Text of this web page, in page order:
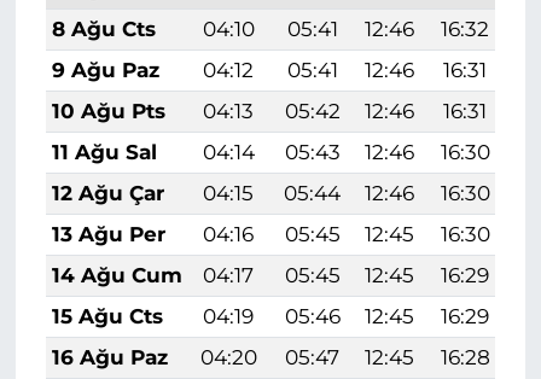
8 Ağu Cts
04:10 05:41 12:46 16:32
9 Ağu Paz
04:12 05:41 12:46 16:31
10 Ağu Pts
04:13 05:42 12:46 16:31
11 Ağu Sal
04:14 05:43 12:46 16:30
12 Ağu Çar
04:15 05:44 12:46 16:30
13 Ağu Per
04:16 05:45 12:45 16:30
14 Ağu Cum
04:17 05:45 12:45 16:29
15 Ağu Cts
04:19 05:46 12:45 16:29
16 Ağu Paz
04:20 05:47 12:45 16:28